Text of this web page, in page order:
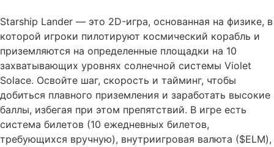
Starship Lander — это 2D-игра, основанная на физике, в
которой игроки пилотируют космический корабль и
приземляются на определенные площадки на 10
захватывающих уровнях солнечной системы Violet
Solace. Освойте шаг, скорость и тайминг, чтобы
добиться плавного приземления и заработать высокие
баллы, избегая при этом препятствий. В игре есть
система билетов (10 ежедневных билетов,
требующихся вручную), внутриигровая валюта ($ELM),